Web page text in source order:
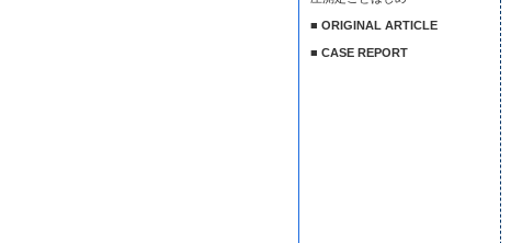
■ ORIGINAL ARTICLE
■ CASE REPORT